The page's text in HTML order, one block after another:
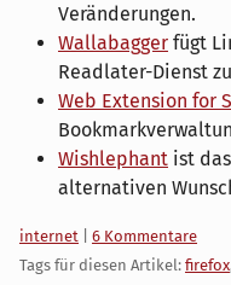
Veränderungen.
Wallabagger fügt
Readlater-Dienst
Web Extension for
Wishlephant ist
alternativen
Kategorien:
internet
6 Kommentare
Tags für diesen Artikel: firefox